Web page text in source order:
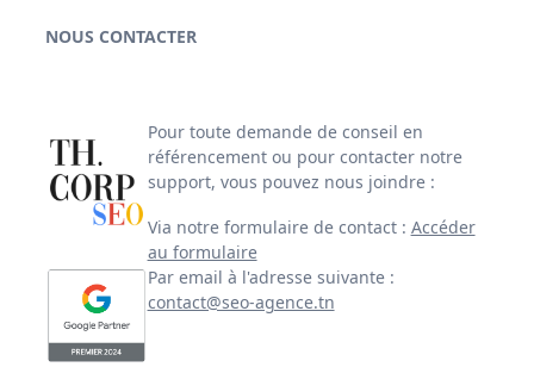
NOUS CONTACTER
Pour toute demande de conseil en
référencement ou pour contacter notre
support, vous pouvez nous joindre :
Via notre formulaire de contact : Accéder
au formulaire
Par email à l'adresse suivante :
contact@seo-agence.tn